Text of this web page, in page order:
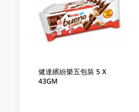
健達繽紛樂五包裝 5 X
43GM